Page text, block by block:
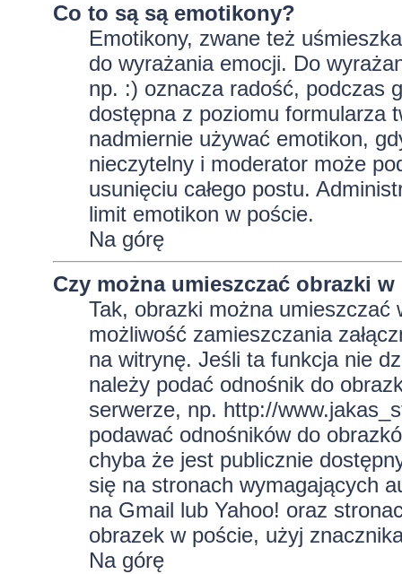
Co to są są emotikony?
Emotikony, zwane też
do wyrażania emocji. Do
np. :) oznacza radość, podczas
dostępna z poziomu formularza
nadmiernie używać emotikon,
nieczytelny i moderator może
usunięciu całego postu.
limit emotikon w poście.
Na górę
Czy można umieszczać obrazki
Tak, obrazki można umieszczać
możliwość zamieszczania
na witrynę. Jeśli ta funkcja nie
należy podać odnośnik do
serwerze, np. http://
podawać odnośników do
chyba że jest publicznie
się na stronach wymagających
na Gmail lub Yahoo! oraz
obrazek w poście, użyj
Na górę